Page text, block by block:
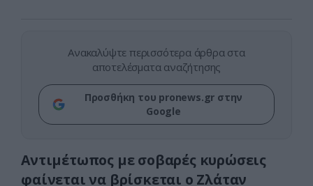
Ανακαλύψτε περισσότερα άρθρα στα
αποτελέσματα αναζήτησης
Προσθήκη του pronews.gr στην
Google
Αντιμέτωπος με σοβαρές κυρώσεις
φαίνεται να βρίσκεται ο Ζλάταν